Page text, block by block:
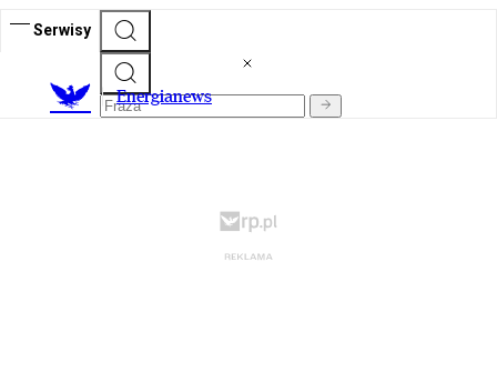
Serwisy
Energianews